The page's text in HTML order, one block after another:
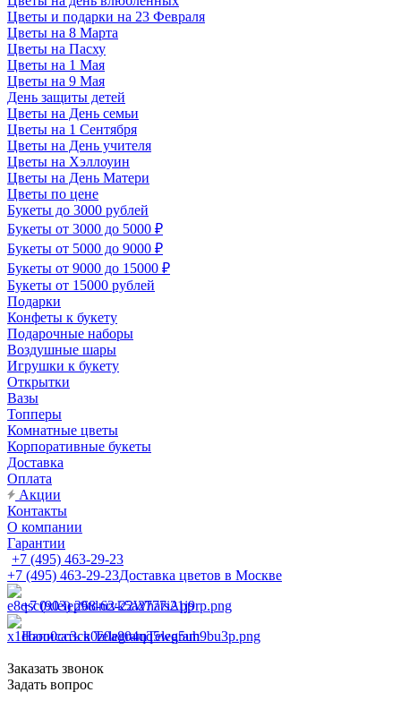
Цветы и подарки на 23 Февраля
Цветы на 8 Марта
Цветы на Пасху
Цветы на 1 Мая
Цветы на 9 Мая
День защиты детей
Цветы на День семьи
Цветы на 1 Сентября
Цветы на День учителя
Цветы на Хэллоуин
Цветы на День Матери
Цветы по цене
Букеты до 3000 рублей
Букеты от 3000 до 5000 ₽
Букеты от 5000 до 9000 ₽
Букеты от 9000 до 15000 ₽
Букеты от 15000 рублей
Подарки
Конфеты к букету
Подарочные наборы
Воздушные шары
Игрушки к букету
Открытки
Вазы
Топперы
Комнатные цветы
Корпоративные букеты
Доставка
Оплата
Акции
Контакты
О компании
Гарантии
+7 (495) 463-29-23
+7 (495) 463-29-23Доставка цветов в Москве
+7 (903) 268-62-22WhatsApp
Написать в TelegramTelegram
Заказать звонок
Задать вопрос